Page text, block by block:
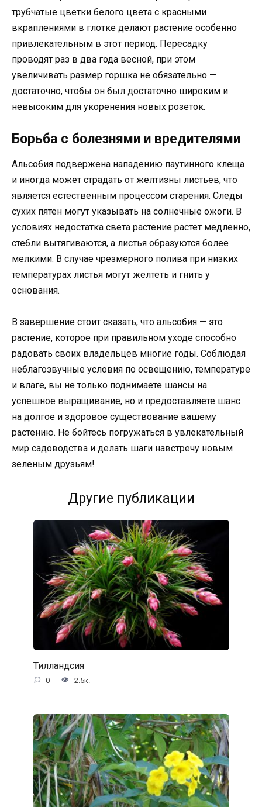
трубчатые цветки белого цвета с красными
вкраплениями в глотке делают растение особенно
привлекательным в этот период. Пересадку
проводят раз в два года весной, при этом
увеличивать размер горшка не обязательно —
достаточно, чтобы он был достаточно широким и
невысоким для укоренения новых розеток.
Борьба с болезнями и вредителями
Альсобия подвержена нападению паутинного клеща
и иногда может страдать от желтизны листьев, что
является естественным процессом старения. Следы
сухих пятен могут указывать на солнечные ожоги. В
условиях недостатка света растение растет медленно,
стебли вытягиваются, а листья образуются более
мелкими. В случае чрезмерного полива при низких
температурах листья могут желтеть и гнить у
основания.
В завершение стоит сказать, что альсобия — это
растение, которое при правильном уходе способно
радовать своих владельцев многие годы. Соблюдая
неблагозвучные условия по освещению, температуре
и влаге, вы не только поднимаете шансы на
успешное выращивание, но и предоставляете шанс
на долгое и здоровое существование вашему
растению. Не бойтесь погружаться в увлекательный
мир садоводства и делать шаги навстречу новым
зеленым друзьям!
Другие публикации
Тилландсия
0 2.5к.